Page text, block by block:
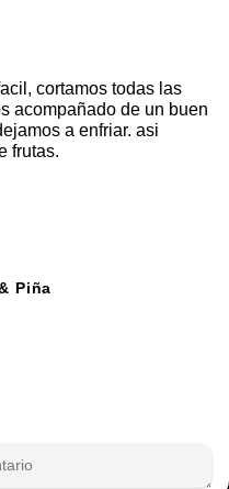
cortamos todas las
acompañado de un buen
a enfriar. asi
frutas.
Piña